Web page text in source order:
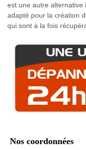
est une autre alternative
adapté pour la création
qui sont à la fois
Nos coordonnées